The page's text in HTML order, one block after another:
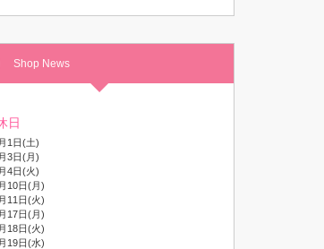
Shop News
日
1日(土)
3日(月)
4日(火)
10日(月)
11日(火)
17日(月)
18日(火)
19日(水)